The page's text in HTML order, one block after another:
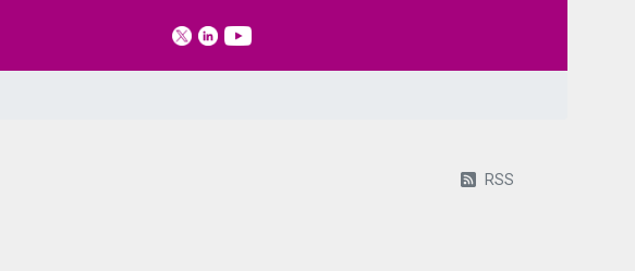
RSS